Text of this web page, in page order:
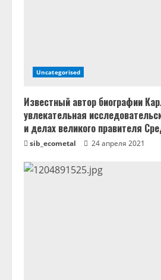
Uncategorised
Известный автор биографии
увлекательная
и делах великого правителя
sib_ecometal 24 апреля 2021